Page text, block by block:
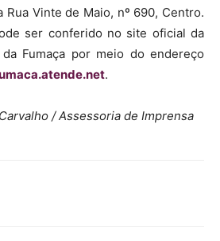
Rua Vinte de Maio, nº 690, Centro.
ser conferido no site oficial da
Fumaça por meio do endereço
.
/ Assessoria de Imprensa